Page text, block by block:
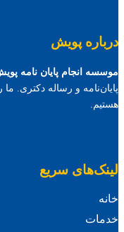
درباره پویش
موسسه انجام پایان نامه
پایان‌نامه و رساله دکتری.
هستیم.
لینک‌های سریع
خانه
خدمات